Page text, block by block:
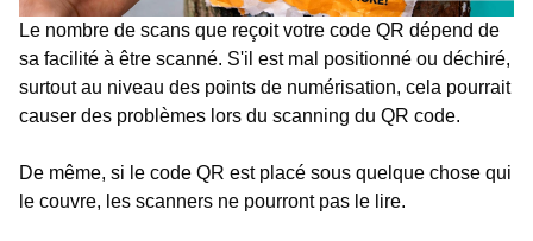
Le nombre de scans que reçoit votre code QR dépend de
sa facilité à être scanné. S'il est mal positionné ou déchiré,
surtout au niveau des points de numérisation, cela pourrait
causer des problèmes lors du scanning du QR code.
De même, si le code QR est placé sous quelque chose qui
le couvre, les scanners ne pourront pas le lire.